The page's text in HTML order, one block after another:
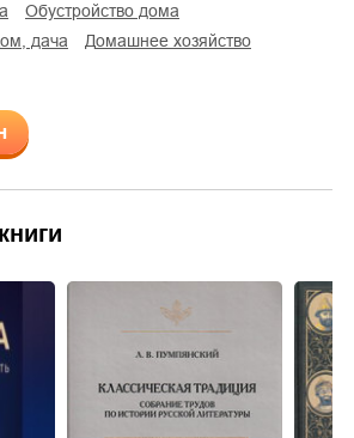
обустройство дома
дом, дача
домашнее хозяйство